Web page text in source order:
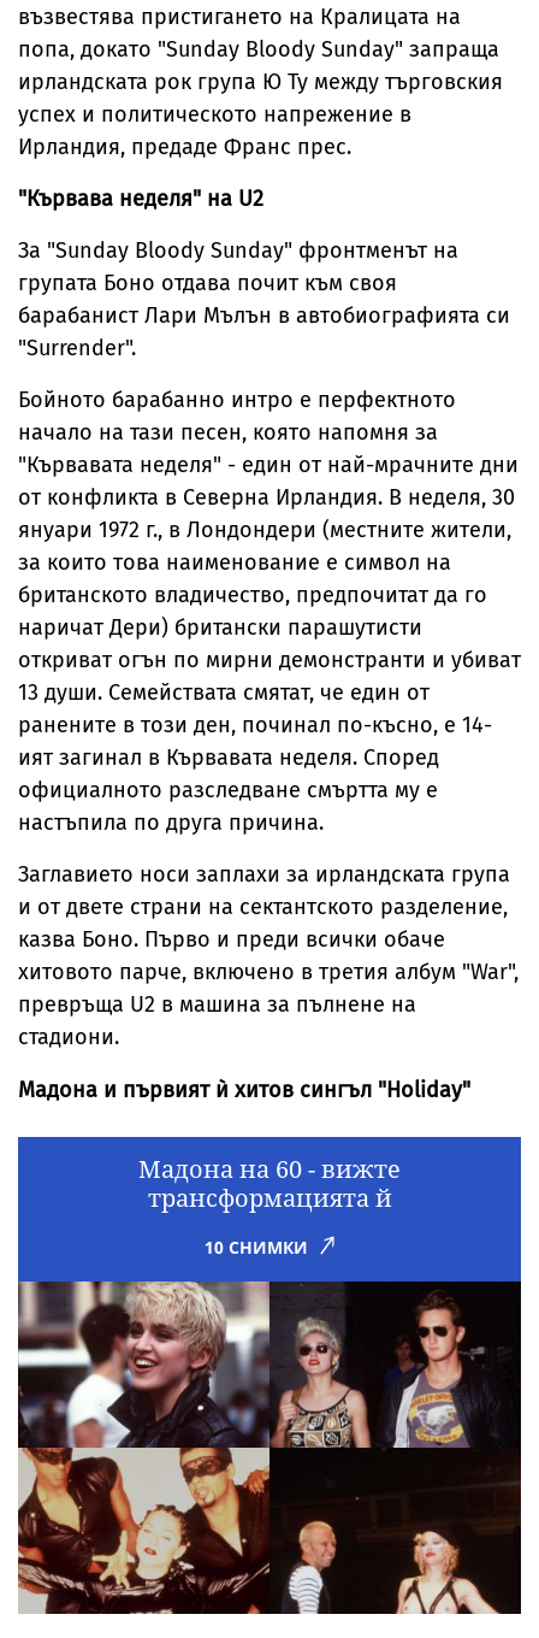
възвестява пристигането на Кралицата на
попа, докато "Sunday Bloody Sunday" запраща
ирландската рок група Ю Ту между търговския
успех и политическото напрежение в
Ирландия, предаде Франс прес.
"Кървава неделя" на U2
За "Sunday Bloody Sunday" фронтменът на
групата Боно отдава почит към своя
барабанист Лари Мълън в автобиографията си
"Surrender".
Бойното барабанно интро е перфектното
начало на тази песен, която напомня за
"Кървавата неделя" - един от най-мрачните дни
от конфликта в Северна Ирландия. В неделя, 30
януари 1972 г., в Лондондери (местните жители,
за които това наименование е символ на
британското владичество, предпочитат да го
наричат Дери) британски парашутисти
откриват огън по мирни демонстранти и убиват
13 души. Семействата смятат, че един от
ранените в този ден, починал по-късно, е 14-
ият загинал в Кървавата неделя. Според
официалното разследване смъртта му е
настъпила по друга причина.
Заглавието носи заплахи за ирландската група
и от двете страни на сектантското разделение,
казва Боно. Първо и преди всички обаче
хитовото парче, включено в третия албум "War",
превръща U2 в машина за пълнене на
стадиони.
Мадона и първият ѝ хитов сингъл "Holiday"
Мадона на 60 - вижте
трансформацията й
10 СНИМКИ